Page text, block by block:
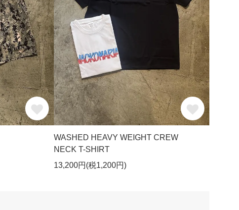
WASHED HEAVY WEIGHT CREW
NECK T-SHIRT
13,200円(税1,200円)